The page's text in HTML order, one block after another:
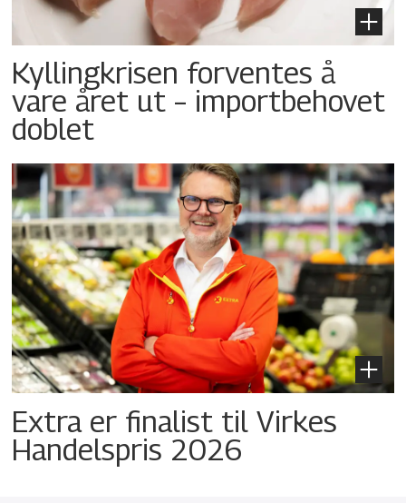
Kyllingkrisen forventes å
vare året ut – importbehovet
doblet
Extra er finalist til Virkes
Handelspris 2026